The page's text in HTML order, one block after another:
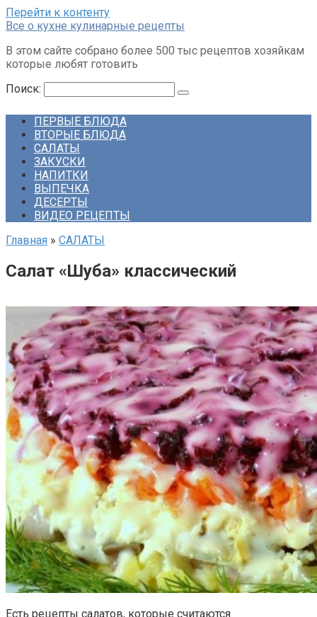
Перейти к контенту
Все о кухне кулинарные рецепты
В этом сайте собрано более 500 тыс рецептов хозяйкам
которые любят готовить
Поиск:
ПЕРВЫЕ БЛЮДА
ВТОРЫЕ БЛЮДА
САЛАТЫ
ЗАКУСКИ
НАПИТКИ
ВЫПЕЧКА
ДЕСЕРТЫ
ВИДЕО РЕЦЕПТЫ
Главная » САЛАТЫ
Салат «Шуба» классический
Есть рецепты салатов, которые считаются